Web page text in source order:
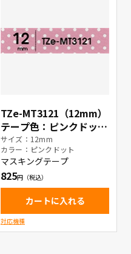
TZe-MT3121（12mm）
テープ色：ピンクドット
/ 黒文字
サイズ：12mm
カラー：ピンクドット
マスキングテープ
825
カートに入れる
対応機種